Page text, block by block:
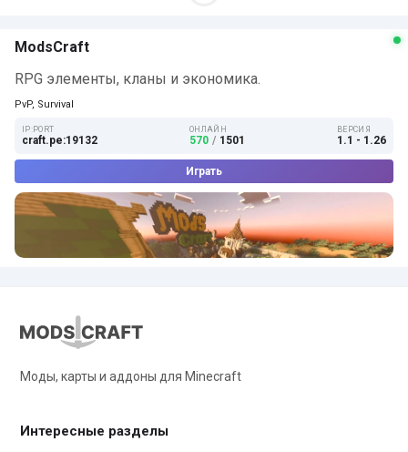
ModsCraft
RPG элементы, кланы и экономика.
PvP, Survival
IP:PORT
craft.pe:19132
ОНЛАЙН
570 / 1501
ВЕРСИЯ
1.1 - 1.26
Играть
Моды, карты и аддоны для Minecraft
Интересные разделы